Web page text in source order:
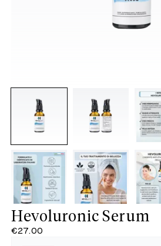
Hevoluronic Serum
€27.00